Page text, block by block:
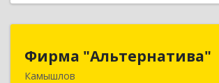
Фирма "Альтернатива"
Камышлов
624860, Свердловская обл,